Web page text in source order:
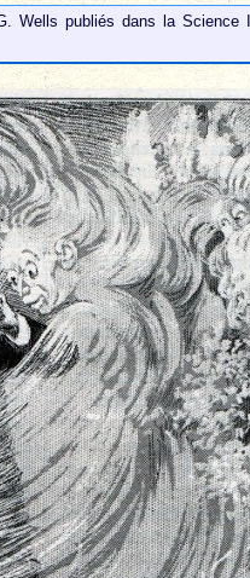
Wells publiés dans la Science